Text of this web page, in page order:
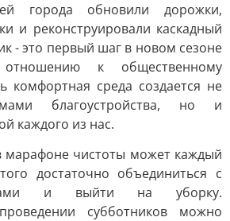
города обновили дорожки,
и реконструировали каскадный
- это первый шаг в новом сезоне
к общественному
комфортная среда создается не
благоустройства, но и
каждого из нас.
марафоне чистоты может каждый
достаточно объединиться с
и выйти на уборку.
субботников можно